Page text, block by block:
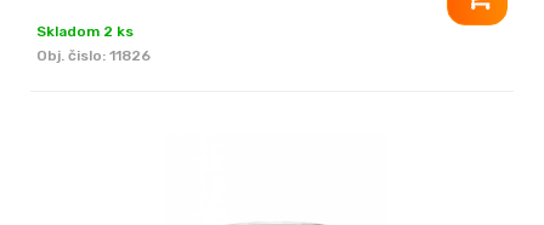
Skladom 2 ks
Obj. čislo: 11826